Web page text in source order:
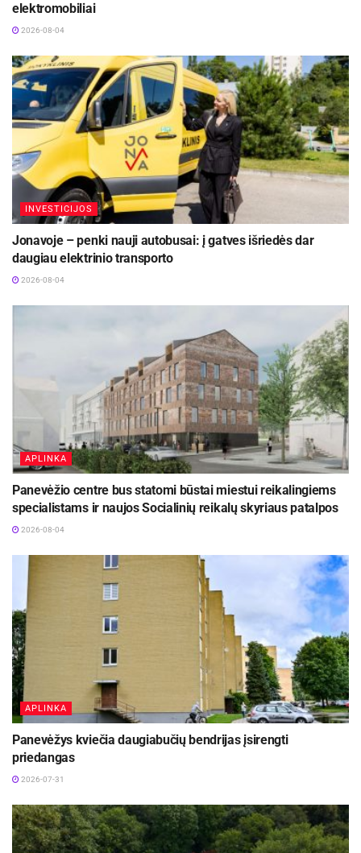
elektromobiliai
2026-08-04
INVESTICIJOS
Jonavoje – penki nauji autobusai: į gatves išriedės dar
daugiau elektrinio transporto
2026-08-04
APLINKA
Panevėžio centre bus statomi būstai miestui reikalingiems
specialistams ir naujos Socialinių reikalų skyriaus patalpos
2026-08-04
APLINKA
Panevėžys kviečia daugiabučių bendrijas įsirengti
priedangas
2026-07-31